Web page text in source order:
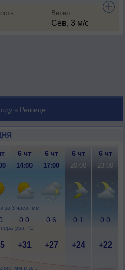
Ветер
Сев, 3 м/с
в Решице
за 3 часа, мм
°C
мм рт.ст.
6 чт 6 чт 6 чт 6 чт
14:00 17:00 20:00 23:00
0.0 0.6 0.1 0.0
+31 +27 +24 +22